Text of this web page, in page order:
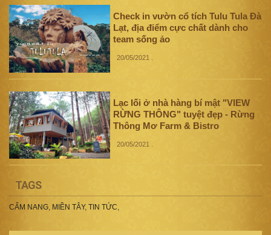
Check in vườn cổ tích Tulu Tula Đà
Lạt, địa điểm cực chất dành cho
team sống ảo
20/05/2021
Lạc lối ở nhà hàng bí mật "VIEW
RỪNG THÔNG" tuyệt đẹp - Rừng
Thông Mơ Farm & Bistro
20/05/2021
TAGS
CẨM NANG, MIỀN TÂY, TIN TỨC,